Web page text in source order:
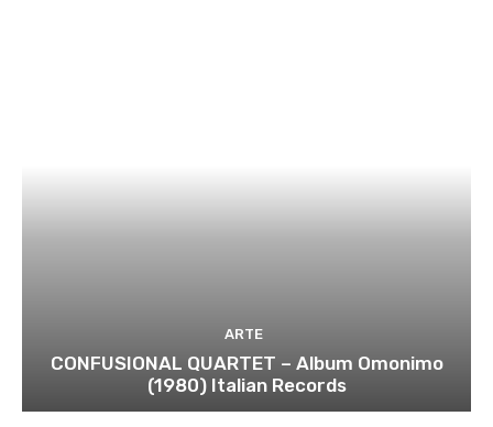
ARTE
CONFUSIONAL QUARTET – Album Omonimo
(1980) Italian Records